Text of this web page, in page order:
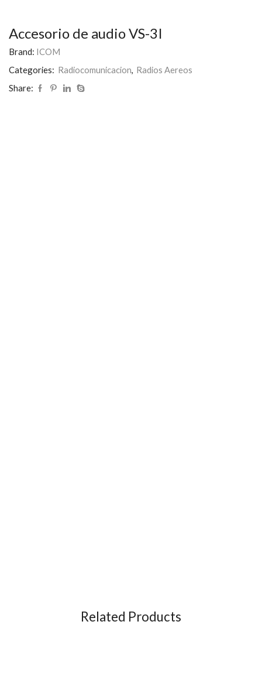
Accesorio de audio VS-3I
Brand: ICOM
Categories: Radiocomunicacion, Radios Aereos
Share:
Related Products